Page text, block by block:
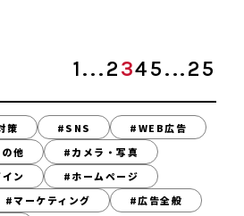
1...2345...25
策 #SNS
#WEB広告
他
#カメラ・写真
ン
#ホームページ
#マーケティング
#広告全般